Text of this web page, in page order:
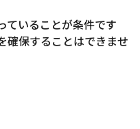
ていることが条件です
確保することはできませ